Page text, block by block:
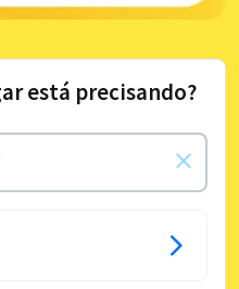
está precisando?